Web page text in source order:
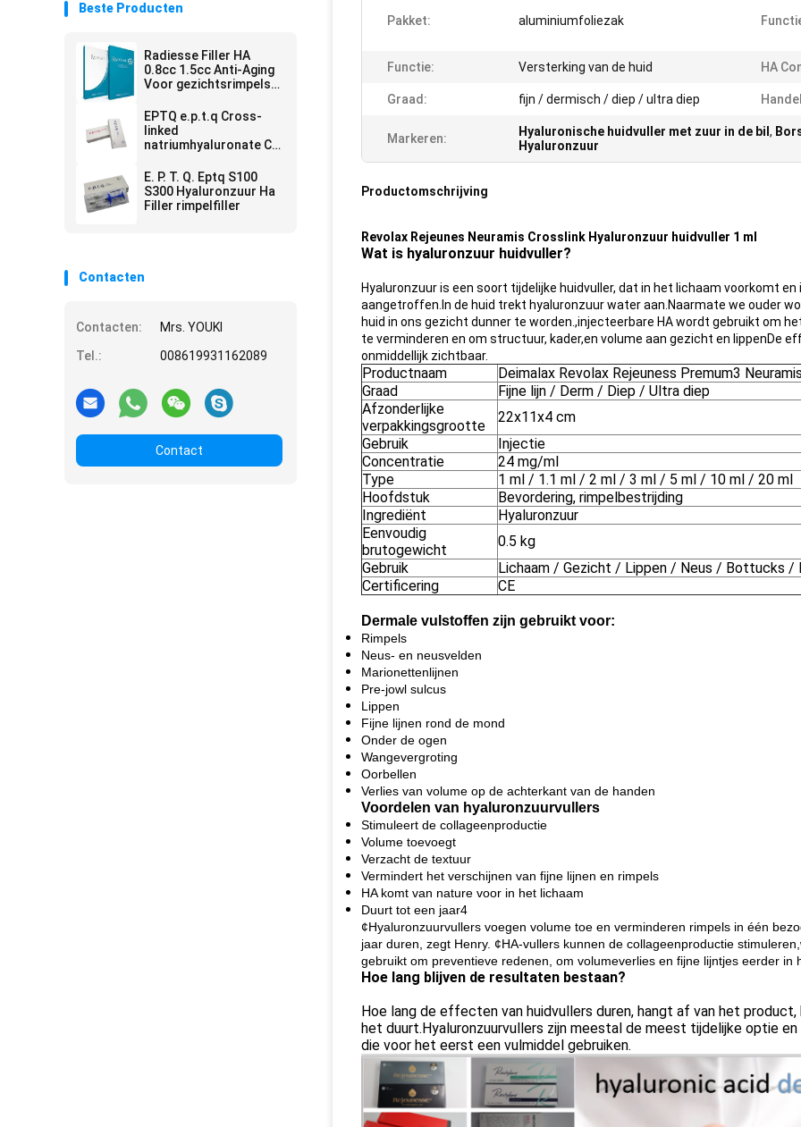
Beste Producten
Radiesse Filler HA
0.8cc 1.5cc Anti-Aging
Voor gezichtsrimpels
EPTQ e.p.t.q Cross-
linked
natriumhyaluronate CE
Dermal Filler
E. P. T. Q. Eptq S100
S300 Hyaluronzuur Ha
Filler rimpelfiller
Contacten
Contacten:
Mrs. YOUKI
Tel.:
008619931162089
Contact
Pakket: aluminiumfoliezak
Functie: Versterking van de huid HA
Graad: fijn / dermisch / diep / ultra diep
Markeren: Hyaluronische huidvuller met zuur in de bil ,
Hyaluronzuur
Productomschrijving
Revolax Rejeunes Neuramis Crosslink Hyaluronzuur huidvuller 1 ml
Wat is hyaluronzuur huidvuller?
Hyaluronzuur is een soort tijdelijke huidvuller, dat in het lichaam voorkomt
aangetroffen.In de huid trekt hyaluronzuur water aan.Naarmate we ouder
huid in ons gezicht dunner te worden.,injecteerbare HA wordt gebruikt om
te verminderen en om structuur, kader,en volume aan gezicht en lippenDe
onmiddellijk zichtbaar.
Productnaam
Deimalax Revolax Rejeuness Premum3
Graad
Fijne lijn / Derm / Diep / Ultra diep
Afzonderlijke
verpakkingsgrootte
22x11x4 cm
Gebruik
Injectie
Concentratie
24 mg/ml
Type
1 ml / 1.1 ml / 2 ml / 3 ml / 5 ml / 10 ml / 20 ml
Hoofdstuk
Bevordering, rimpelbestrijding
Ingrediënt
Hyaluronzuur
Eenvoudig
brutogewicht
0.5 kg
Gebruik
Lichaam / Gezicht / Lippen / Neus / Bottucks /
Certificering
CE
Dermale vulstoffen zijn gebruikt voor:
Rimpels
Neus- en neusvelden
Marionettenlijnen
Pre-jowl sulcus
Lippen
Fijne lijnen rond de mond
Onder de ogen
Wangevergroting
Oorbellen
Verlies van volume op de achterkant van de handen
Voordelen van hyaluronzuurvullers
Stimuleert de collageenproductie
Volume toevoegt
Verzacht de textuur
Vermindert het verschijnen van fijne lijnen en rimpels
HA komt van nature voor in het lichaam
Duurt tot een jaar4
¢Hyaluronzuurvullers voegen volume toe en verminderen rimpels in één
jaar duren, zegt Henry. ¢HA-vullers kunnen de collageenproductie
gebruikt om preventieve redenen, om volumeverlies en fijne lijntjes eerder in
Hoe lang blijven de resultaten bestaan?
Hoe lang de effecten van huidvullers duren, hangt af van het
het duurt.Hyaluronzuurvullers zijn meestal de meest tijdelijke optie
die voor het eerst een vulmiddel gebruiken.